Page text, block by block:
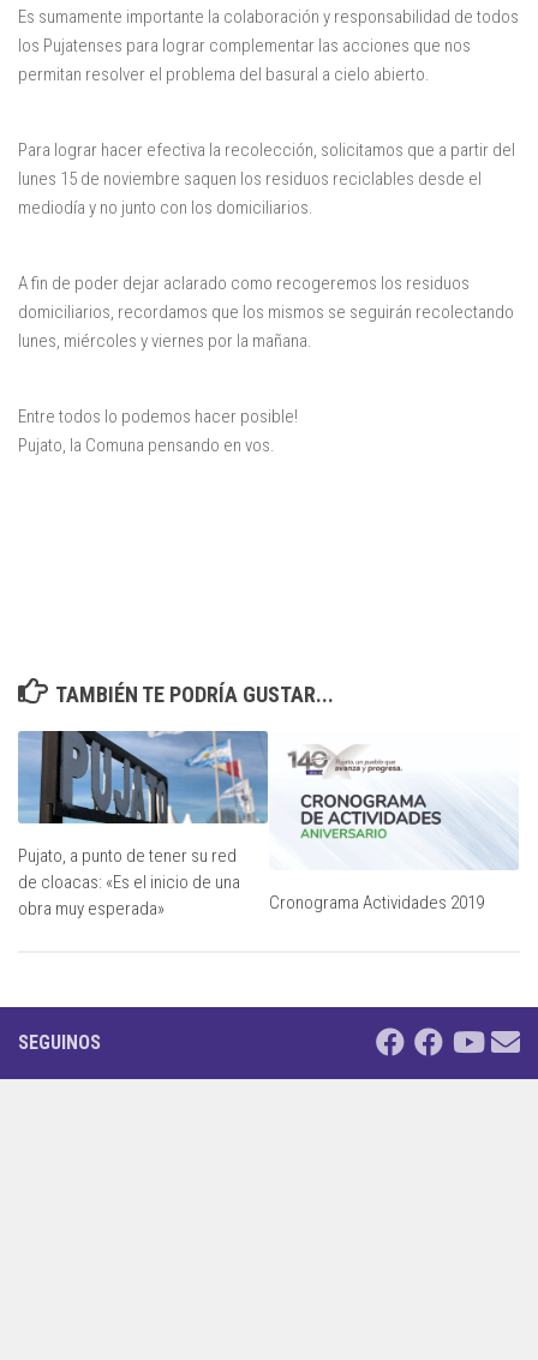
Es sumamente importante la colaboración y responsabilidad de todos
los Pujatenses para lograr complementar las acciones que nos
permitan resolver el problema del basural a cielo abierto.
Para lograr hacer efectiva la recolección, solicitamos que a partir del
lunes 15 de noviembre saquen los residuos reciclables desde el
mediodía y no junto con los domiciliarios.
A fin de poder dejar aclarado como recogeremos los residuos
domiciliarios, recordamos que los mismos se seguirán recolectando
lunes, miércoles y viernes por la mañana.
Entre todos lo podemos hacer posible!
Pujato, la Comuna pensando en vos.
TAMBIÉN TE PODRÍA GUSTAR...
Pujato, a punto de tener su red
de cloacas: «Es el inicio de una
obra muy esperada»
Cronograma Actividades 2019
SEGUINOS